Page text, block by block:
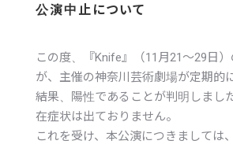
公演中止について
この度、『Knife』（11月21～29日
が、主催の神奈川芸術劇場が定期的
結果、陽性であることが判明しまし
在症状は出ておりません。
これを受け、本公演につきましては